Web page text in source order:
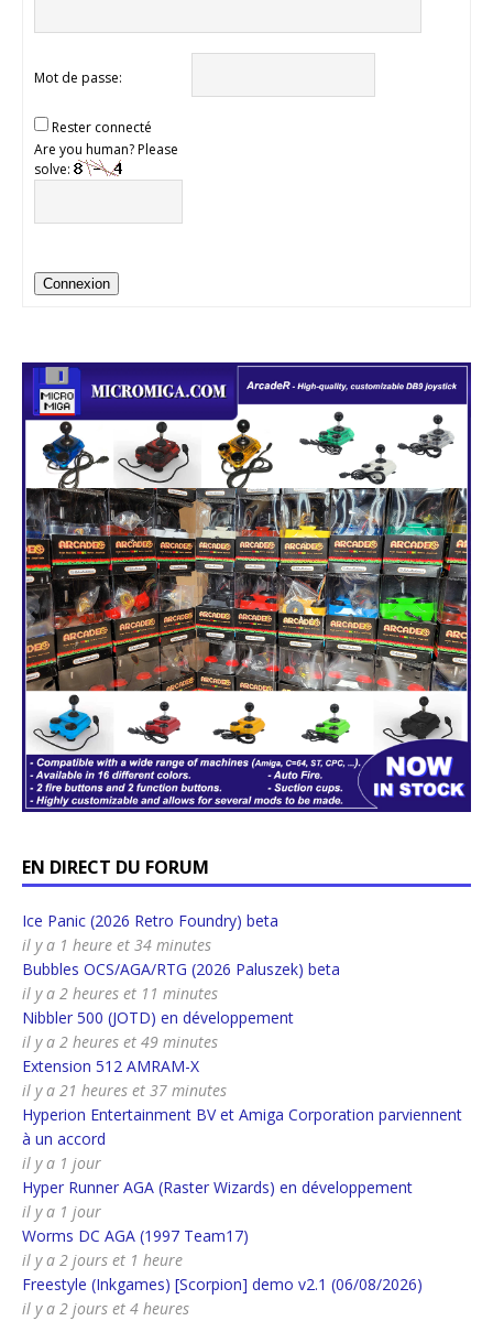
Mot de passe:
Rester connecté
Are you human? Please
solve:
Connexion
EN DIRECT DU FORUM
Ice Panic (2026 Retro Foundry) beta
il y a 1 heure et 34 minutes
Bubbles OCS/AGA/RTG (2026 Paluszek) beta
il y a 2 heures et 11 minutes
Nibbler 500 (JOTD) en développement
il y a 2 heures et 49 minutes
Extension 512 AMRAM-X
il y a 21 heures et 37 minutes
Hyperion Entertainment BV et Amiga Corporation parviennent
à un accord
il y a 1 jour
Hyper Runner AGA (Raster Wizards) en développement
il y a 1 jour
Worms DC AGA (1997 Team17)
il y a 2 jours et 1 heure
Freestyle (Inkgames) [Scorpion] demo v2.1 (06/08/2026)
il y a 2 jours et 4 heures